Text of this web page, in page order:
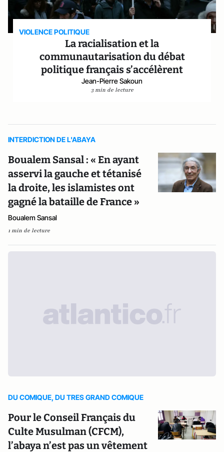
VIOLENCE POLITIQUE
La racialisation et la
communautarisation du débat
politique français s’accélèrent
Jean-Pierre Sakoun
3 min de lecture
INTERDICTION DE L'ABAYA
Boualem Sansal : « En ayant
asservi la gauche et tétanisé
la droite, les islamistes ont
gagné la bataille de France »
Boualem Sansal
1 min de lecture
DU COMIQUE, DU TRES GRAND COMIQUE
Pour le Conseil Français du
Culte Musulman (CFCM),
l’abaya n’est pas un vêtement